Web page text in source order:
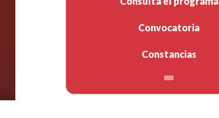
Convocatoria
Constancias